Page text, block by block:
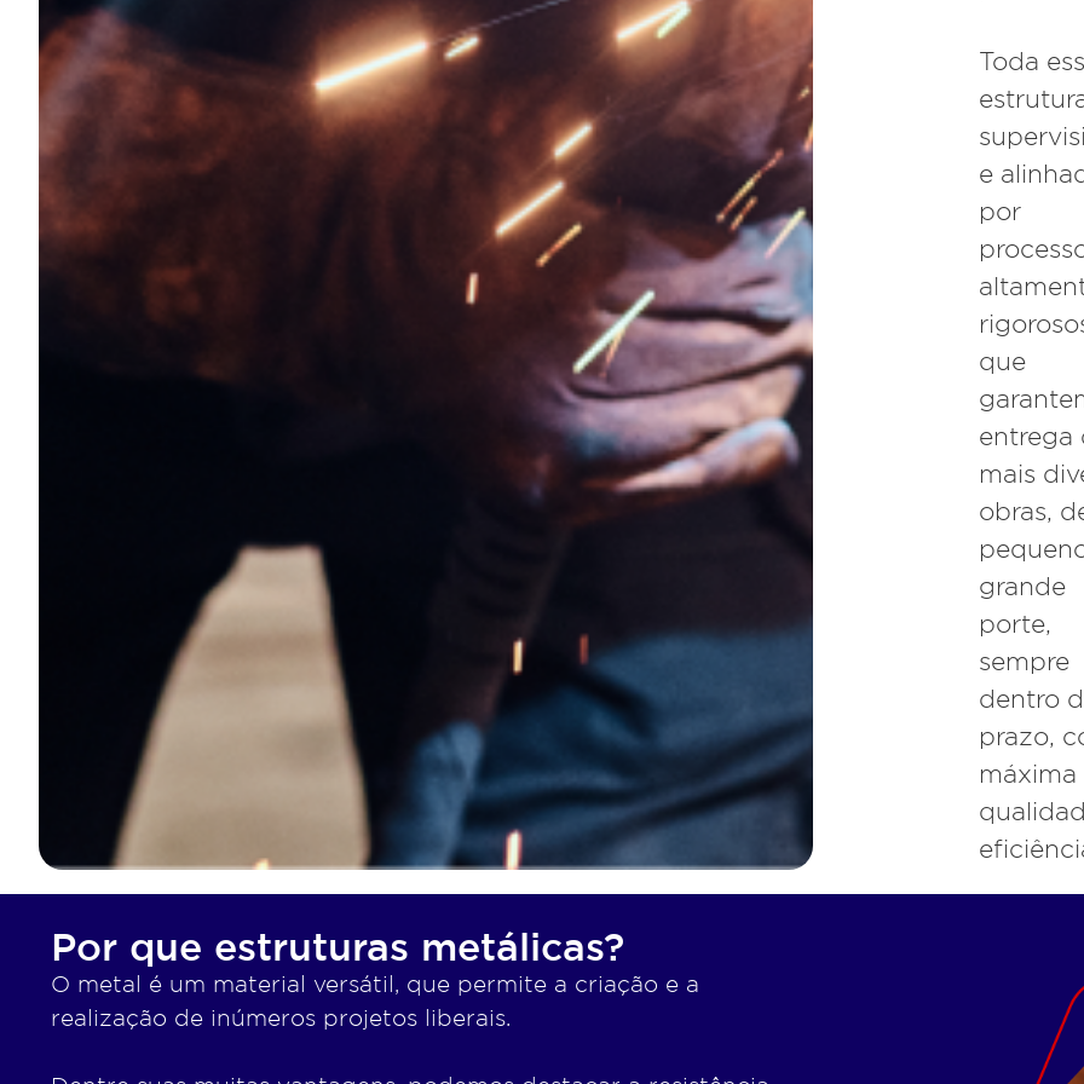
Toda
e
por
que
entrega
mais
obras,
grande
porte,
sempre
dentro
prazo,
máxima
Por que estruturas metálicas?
O metal é um material versátil, que permite a criação e a
realização de inúmeros projetos liberais.